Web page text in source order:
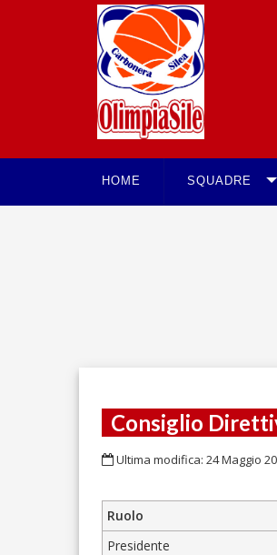
HOME SQUADRE
Consiglio
Ultima modifica: 24 Maggio
Ruolo
Presidente